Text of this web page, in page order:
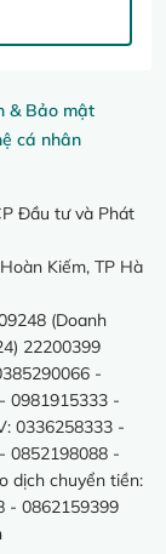
& Bảo mật
cá nhân
Đầu tư và Phát
Kiếm, TP Hà
(Doanh
22200399
-
0981915333 -
0336258333 -
0852198088 -
dịch chuyển tiền:
- 0862159399